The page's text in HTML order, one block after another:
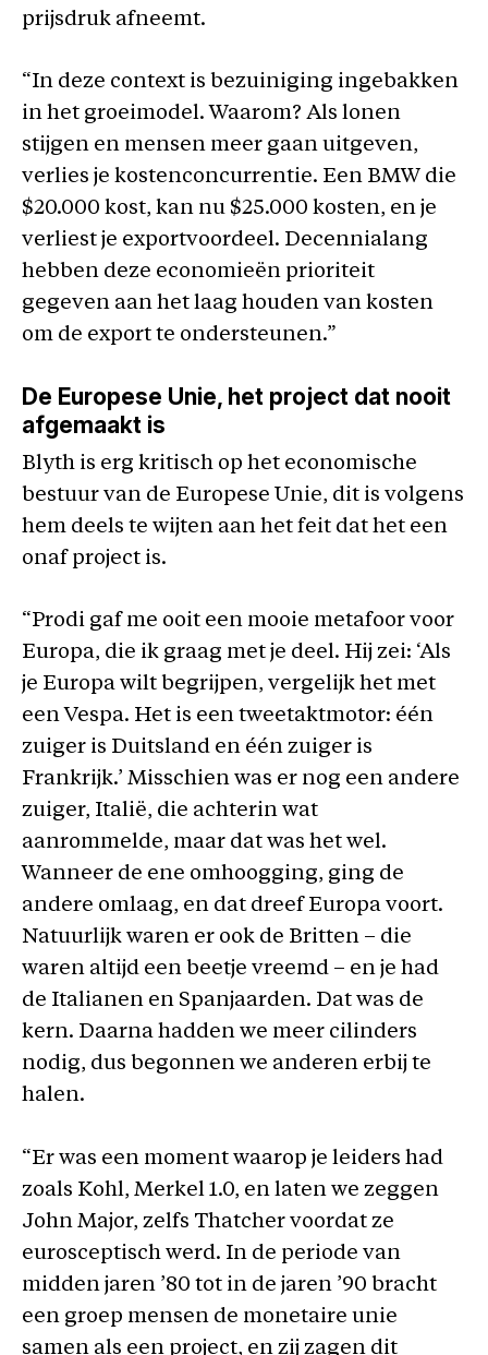
prijsdruk afneemt.
“In deze context is bezuiniging ingebakken
in het groeimodel. Waarom? Als lonen
stijgen en mensen meer gaan uitgeven,
verlies je kostenconcurrentie. Een BMW die
$20.000 kost, kan nu $25.000 kosten, en je
verliest je exportvoordeel. Decennialang
hebben deze economieën prioriteit
gegeven aan het laag houden van kosten
om de export te ondersteunen.”
De Europese Unie, het project dat nooit
afgemaakt is
Blyth is erg kritisch op het economische
bestuur van de Europese Unie, dit is volgens
hem deels te wijten aan het feit dat het een
onaf project is.
“Prodi gaf me ooit een mooie metafoor voor
Europa, die ik graag met je deel. Hij zei: ‘Als
je Europa wilt begrijpen, vergelijk het met
een Vespa. Het is een tweetaktmotor: één
zuiger is Duitsland en één zuiger is
Frankrijk.’ Misschien was er nog een andere
zuiger, Italië, die achterin wat
aanrommelde, maar dat was het wel.
Wanneer de ene omhoogging, ging de
andere omlaag, en dat dreef Europa voort.
Natuurlijk waren er ook de Britten – die
waren altijd een beetje vreemd – en je had
de Italianen en Spanjaarden. Dat was de
kern. Daarna hadden we meer cilinders
nodig, dus begonnen we anderen erbij te
halen.
“Er was een moment waarop je leiders had
zoals Kohl, Merkel 1.0, en laten we zeggen
John Major, zelfs Thatcher voordat ze
eurosceptisch werd. In de periode van
midden jaren ’80 tot in de jaren ’90 bracht
een groep mensen de monetaire unie
samen als een project, en zij zagen dit